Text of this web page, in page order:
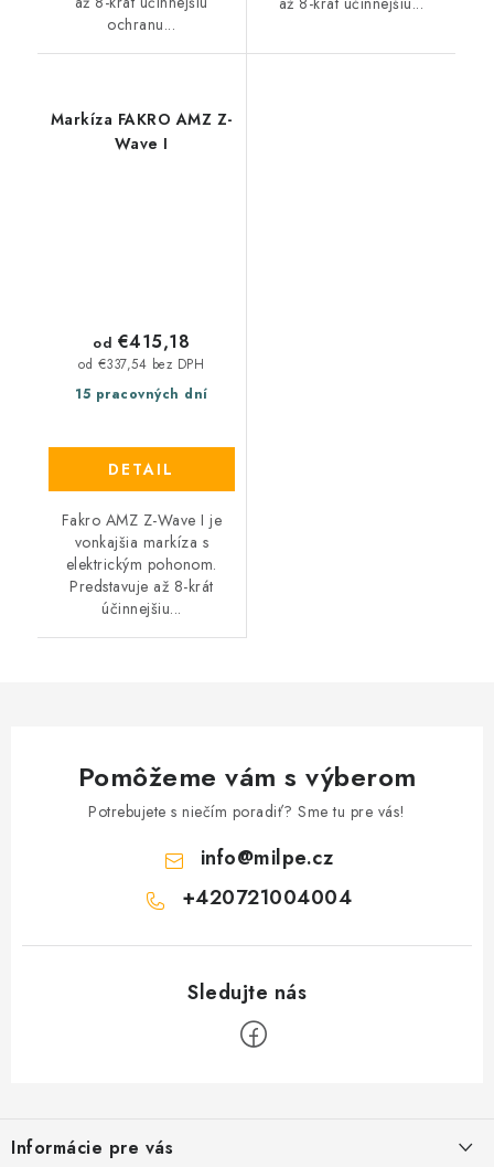
ochranu...
Markíza FAKRO AMZ Z-
Wave I
15 pracovných dní
od €337,54 bez DPH
od €415,18
DETAIL
Fakro AMZ Z-Wave I je
vonkajšia markíza s
elektrickým pohonom.
Predstavuje až 8-krát
účinnejšiu...
Pomôžeme vám s výberom
Potrebujete s niečím poradiť? Sme tu pre vás!
info@milpe.cz
+420721004004
pInformácie pre vás